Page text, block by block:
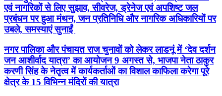
एवं नागरिकों से लिए सुझाव, सीवरेज, ड्रेनेज एवं अपशिष्ट जल
प्रबंधन पर हुआ मंथन, जन प्रतिनिधि और नागरिक अधिकारियों पर
उबले, समस्याएं सुनाईं
नगर पालिका और पंचायत राज चुनावों को लेकर लाडनूं में ‘देव दर्शन
जन आशीर्वाद यात्रा’ का आयोजन 9 अगस्त से, भाजपा नेता ठाकुर
करणी सिंह के नेतृत्व में कार्यकर्ताओं का विशाल काफिला करेगा पूरे
क्षेत्र के 15 विभिन्न मंदिरों की यात्रा